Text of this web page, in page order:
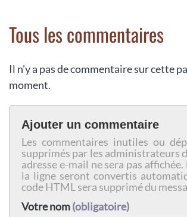
Tous les commentaires
Il n'y a pas de commentaire sur cette
moment.
Ajouter un commentaire
Les commentaires inutiles ou
supprimés par les administrateurs
adresse e-mail ne sera pas
la ligne seront convertis
code HTML sera supprimé du
Votre nom(obligatoire)